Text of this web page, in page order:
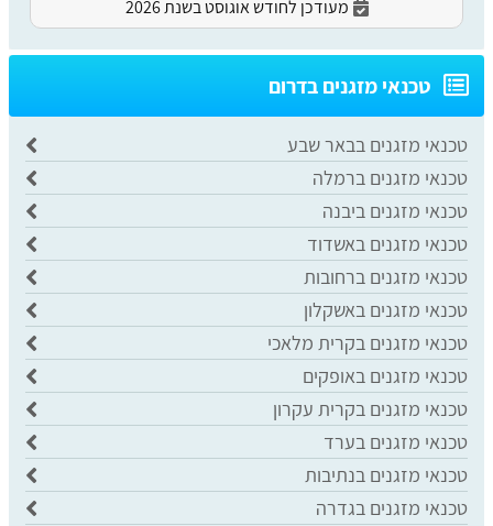
מעודכן לחודש אוגוסט בשנת 2026
​טכנאי מזגנים בדרום
טכנאי מזגנים בבאר שבע
טכנאי מזגנים ברמלה
​טכנאי מזגנים ביבנה
טכנאי מזגנים באשדוד
טכנאי מזגנים ברחובות
טכנאי מזגנים באשקלון
טכנאי מזגנים בקרית מלאכי
טכנאי מזגנים באופקים
טכנאי מזגנים בקרית עקרון
טכנאי מזגנים בערד
טכנאי מזגנים בנתיבות
טכנאי מזגנים בגדרה